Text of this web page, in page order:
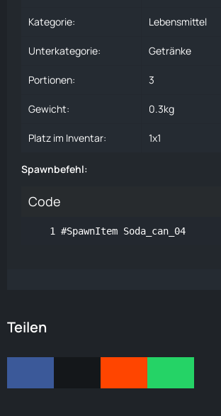
Kategorie: Lebensmittel
Unterkategorie: Getränke
Portionen: 3
Gewicht: 0.3kg
Platz im Inventar: 1x1
Spawnbefehl:
Code
#SpawnItem Soda_can_04
Teilen